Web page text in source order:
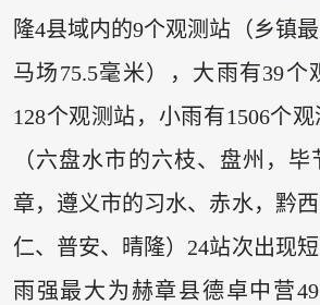
隆4县域内的9个观测站（乡镇
马场75.5毫米），大雨有39个
128个观测站，小雨有1506个
（六盘水市的六枝、盘州，
章，遵义市的习水、赤水，黔
仁、普安、晴隆）24站次出现
雨强最大为赫章县德卓中营